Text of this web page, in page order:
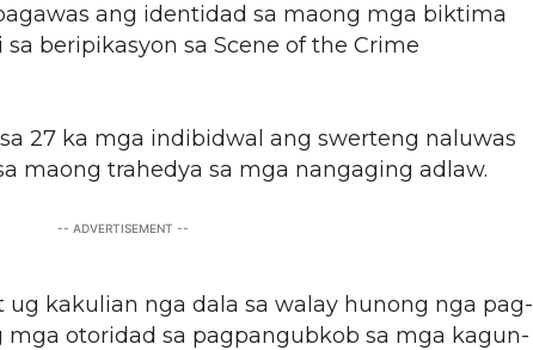
ang identidad sa maong mga biktima
beripikasyon sa Scene of the Crime
27 ka mga indibidwal ang swerteng naluwas
maong trahedya sa mga nangaging adlaw.
-- ADVERTISEMENT --
ug kakulian nga dala sa walay hunong nga pag-
mga otoridad sa pagpangubkob sa mga kagun-